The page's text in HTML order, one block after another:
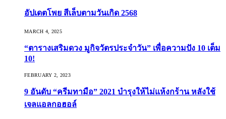
อัปเดตโพย สีเล็บตามวันเกิด 2568
MARCH 4, 2025
“ตารางเสริมดวง มูกิจวัตรประจำวัน” เพื่อความปัง 10 เต็ม
10!
FEBRUARY 2, 2023
9 อันดับ “ครีมทามือ” 2021 บำรุงให้ไม่แห้งกร้าน หลังใช้
เจลแอลกอฮอล์